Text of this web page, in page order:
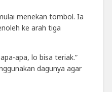
menekan tombol. Ia
ke arah tiga
apa, lo bisa teriak.”
dagunya agar